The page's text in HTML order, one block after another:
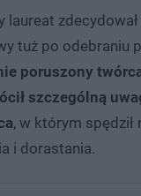
laureat zdecydował
tuż po odebraniu
poruszony
szczególną
, w którym spędził
i dorastania.